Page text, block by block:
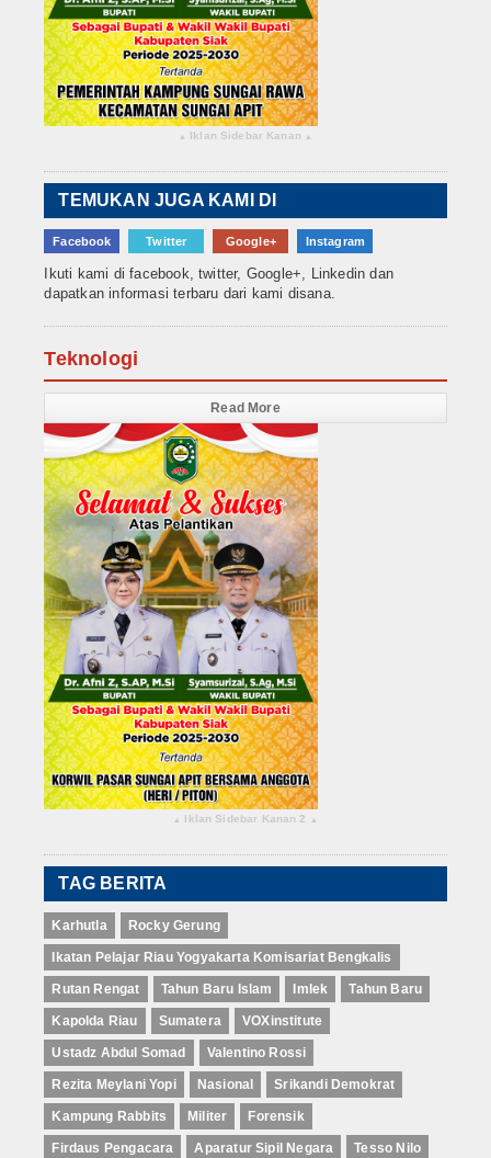
▴ Iklan Sidebar Kanan ▴
TEMUKAN JUGA KAMI DI
Facebook Twitter Google+ Instagram
Ikuti kami di facebook, twitter, Google+, Linkedin dan
dapatkan informasi terbaru dari kami disana.
Teknologi
Read More
▴ Iklan Sidebar Kanan 2 ▴
TAG BERITA
Karhutla Rocky Gerung
Ikatan Pelajar Riau Yogyakarta Komisariat Bengkalis
Rutan Rengat Tahun Baru Islam Imlek Tahun Baru
Kapolda Riau Sumatera VOXinstitute
Ustadz Abdul Somad Valentino Rossi
Rezita Meylani Yopi Nasional Srikandi Demokrat
Kampung Rabbits Militer Forensik
Firdaus Pengacara Aparatur Sipil Negara Tesso Nilo